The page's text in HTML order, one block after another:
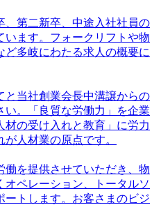
、第二新卒、中途入社社員の
います。フォークリフトや物
ど多岐にわたる求人の概要に
と当社創業会長中溝譲からの
い。「良質な労働力」を企業
材の受け入れと教育」に労力
人材業の原点です。
働を提供させていただき、物
オペレーション、トータルソ
ートします。お客さまのビジ